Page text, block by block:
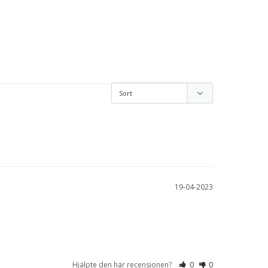
19-04-2023
Hjälpte den här recensionen? 0 0